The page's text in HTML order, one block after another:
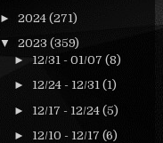
► 2024 (271)
▼ 2023 (359)
► 12/31 - 01/07 (8)
► 12/24 - 12/31 (1)
► 12/17 - 12/24 (5)
► 12/10 - 12/17 (6)